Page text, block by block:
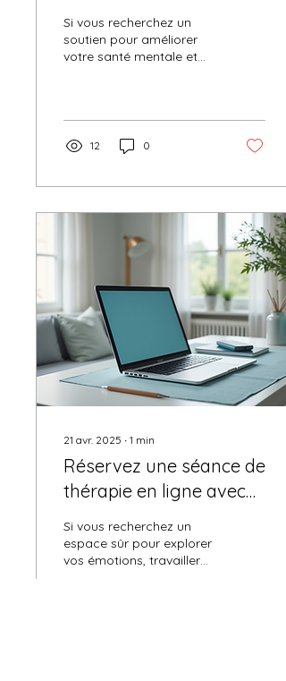
Marchadier
Si vous recherchez un
soutien pour améliorer
votre santé mentale et
12 0
21 avr. 2025 ∙ 1 min
Réservez une séance de
thérapie en ligne avec
Maurine
Si vous recherchez un
espace sûr pour explorer
vos émotions, travailler